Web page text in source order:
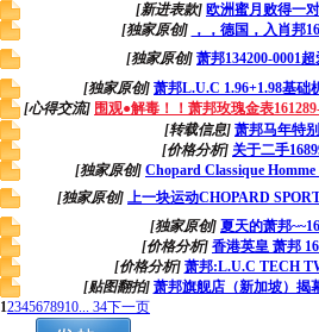
[新进表款] 欧洲蜜月败得一
[独家原创]
，，德国，入肖邦
[独家原创] 萧邦134200-0001
[独家原创] 萧邦L.U.C 1.96+1.98基础
[心得交流] 围观●解毒！！萧邦玫瑰金表
[转载信息] 萧邦马年特
[价格分析] 关于二手
[独家原创] Chopard Classique Homme
[独家原创] 上一块运动CHOPARD
[独家原创] 夏天的萧邦
[价格分析] 香港英皇 萧邦
[价格分析] 萧邦:L.U.C TECH
[贴图翻拍] 萧邦旗舰店（新加坡）揭
12345678910... 34下一页